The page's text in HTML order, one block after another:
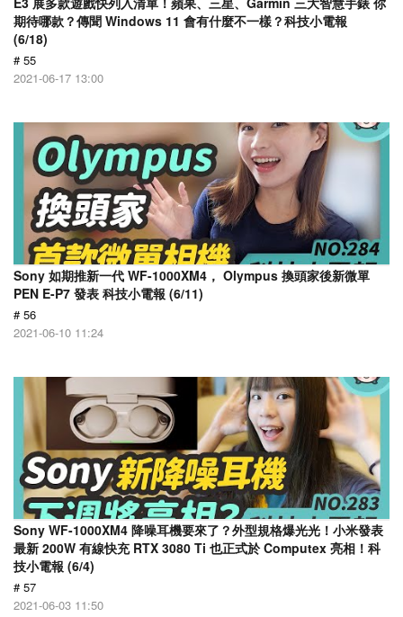
期待哪款？傳聞 Windows 11 會有什麼不一樣？科技小電報
(6/18)
# 55
2021-06-17 13:00
Sony 如期推新一代 WF-1000XM4， Olympus 換頭家後新微單
PEN E-P7 發表 科技小電報 (6/11)
# 56
2021-06-10 11:24
Sony WF-1000XM4 降噪耳機要來了？外型規格爆光光！小米發表
最新 200W 有線快充 RTX 3080 Ti 也正式於 Computex 亮相！科
技小電報 (6/4)
# 57
2021-06-03 11:50